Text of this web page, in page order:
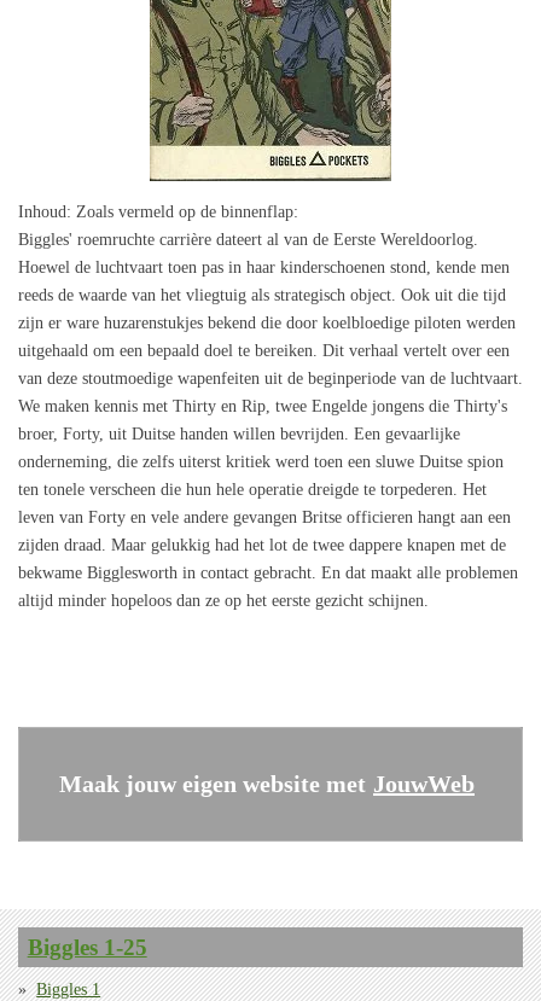
Inhoud: Zoals vermeld op de binnenflap:
Biggles' roemruchte carrière dateert al van de Eerste Wereldoorlog.
Hoewel de luchtvaart toen pas in haar kinderschoenen stond, kende men
reeds de waarde van het vliegtuig als strategisch object. Ook uit die tijd
zijn er ware huzarenstukjes bekend die door koelbloedige piloten werden
uitgehaald om een bepaald doel te bereiken. Dit verhaal vertelt over een
van deze stoutmoedige wapenfeiten uit de beginperiode van de luchtvaart.
We maken kennis met Thirty en Rip, twee Engelde jongens die Thirty's
broer, Forty, uit Duitse handen willen bevrijden. Een gevaarlijke
onderneming, die zelfs uiterst kritiek werd toen een sluwe Duitse spion
ten tonele verscheen die hun hele operatie dreigde te torpederen. Het
leven van Forty en vele andere gevangen Britse officieren hangt aan een
zijden draad. Maar gelukkig had het lot de twee dappere knapen met de
bekwame Bigglesworth in contact gebracht. En dat maakt alle problemen
altijd minder hopeloos dan ze op het eerste gezicht schijnen.
Maak jouw eigen website met JouwWeb
Biggles 1-25
Biggles 1